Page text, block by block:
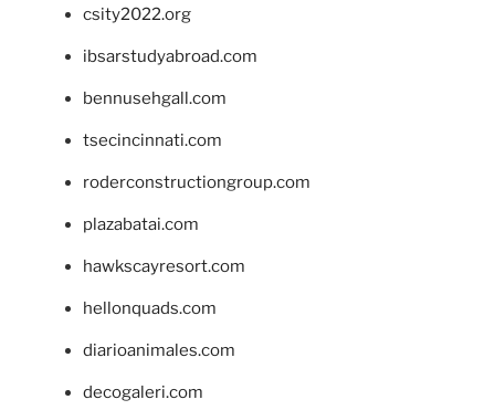
csity2022.org
ibsarstudyabroad.com
bennusehgall.com
tsecincinnati.com
roderconstructiongroup.com
plazabatai.com
hawkscayresort.com
hellonquads.com
diarioanimales.com
decogaleri.com